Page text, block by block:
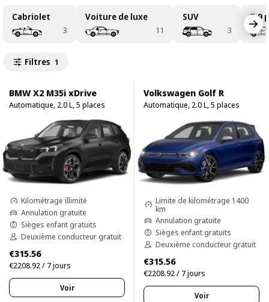
Cabriolet
3
Voiture de luxe
11
SUV
3
7-9
Filtres 1
BMW X2 M35i xDrive
Automatique, 2.0 L, 5 places
Kilométrage illimité
Annulation gratuite
Sièges enfant gratuits
Deuxième conducteur gratuit
€315.56
€2208.92 / 7 jours
Voir
Volkswagen Golf R
Automatique, 2.0 L, 5 places
Limite de kilométrage 1400
km
Annulation gratuite
Sièges enfant gratuits
Deuxième conducteur gratuit
€315.56
€2208.92 / 7 jours
Voir